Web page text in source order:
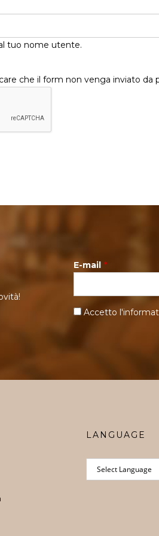
tuo nome utente.
che il form non venga inviato da
E-mail *
Accetto
LANGUAGE